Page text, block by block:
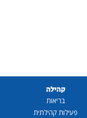
קהילה
בריאות
פעילות קהילתית